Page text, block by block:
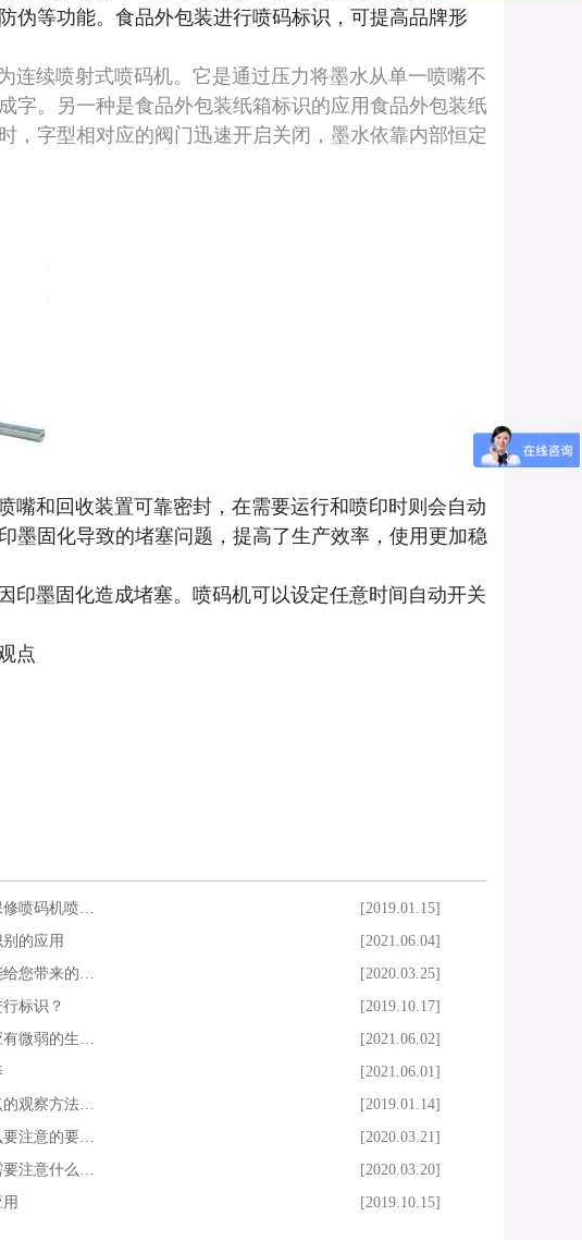
伪等功能。食品外包装进行喷码标识，可提高品牌形
续喷射式喷码机。它是通过压力将墨水从单一喷嘴不
字。另一种是食品外包装纸箱标识的应用食品外包装纸
，字型相对应的阀门迅速开启关闭，墨水依靠内部恒定
和回收装置可靠密封，在需要运行和喷印时则会自动
墨固化导致的堵塞问题，提高了生产效率，使用更加稳
墨固化造成堵塞。喷码机可以设定任意时间自动开关
点
[2019.01.15]
修喷码机喷…
[2021.06.04]
的应用
[2020.03.25]
给您带来的…
[2019.10.17]
标识？
[2021.06.02]
有微弱的生…
[2021.06.01]
[2019.01.14]
的观察方法…
[2020.03.21]
要注意的要…
[2020.03.20]
要注意什么…
[2019.10.15]